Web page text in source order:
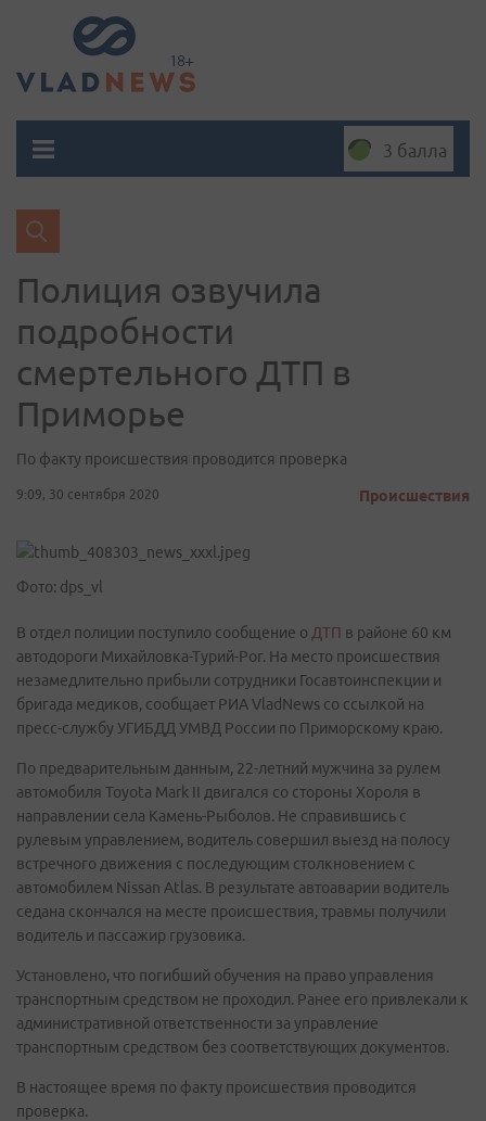
3 балла
Полиция озвучила
подробности
смертельного ДТП в
Приморье
По факту происшествия проводится проверка
9:09, 30 сентября 2020 Происшествия
Фото: dps_vl
В отдел полиции поступило сообщение о ДТП в районе 60 км
автодороги Михайловка-Турий-Рог. На место происшествия
незамедлительно прибыли сотрудники Госавтоинспекции и
бригада медиков, сообщает РИА VladNews со ссылкой на
пресс-службу УГИБДД УМВД России по Приморскому краю.
По предварительным данным, 22-летний мужчина за рулем
автомобиля Toyota Mark II двигался со стороны Хороля в
направлении села Камень-Рыболов. Не справившись с
рулевым управлением, водитель совершил выезд на полосу
встречного движения с последующим столкновением с
автомобилем Nissan Atlas. В результате автоаварии водитель
седана скончался на месте происшествия, травмы получили
водитель и пассажир грузовика.
Установлено, что погибший обучения на право управления
транспортным средством не проходил. Ранее его привлекали к
административной ответственности за управление
транспортным средством без соответствующих документов.
В настоящее время по факту происшествия проводится
проверка.